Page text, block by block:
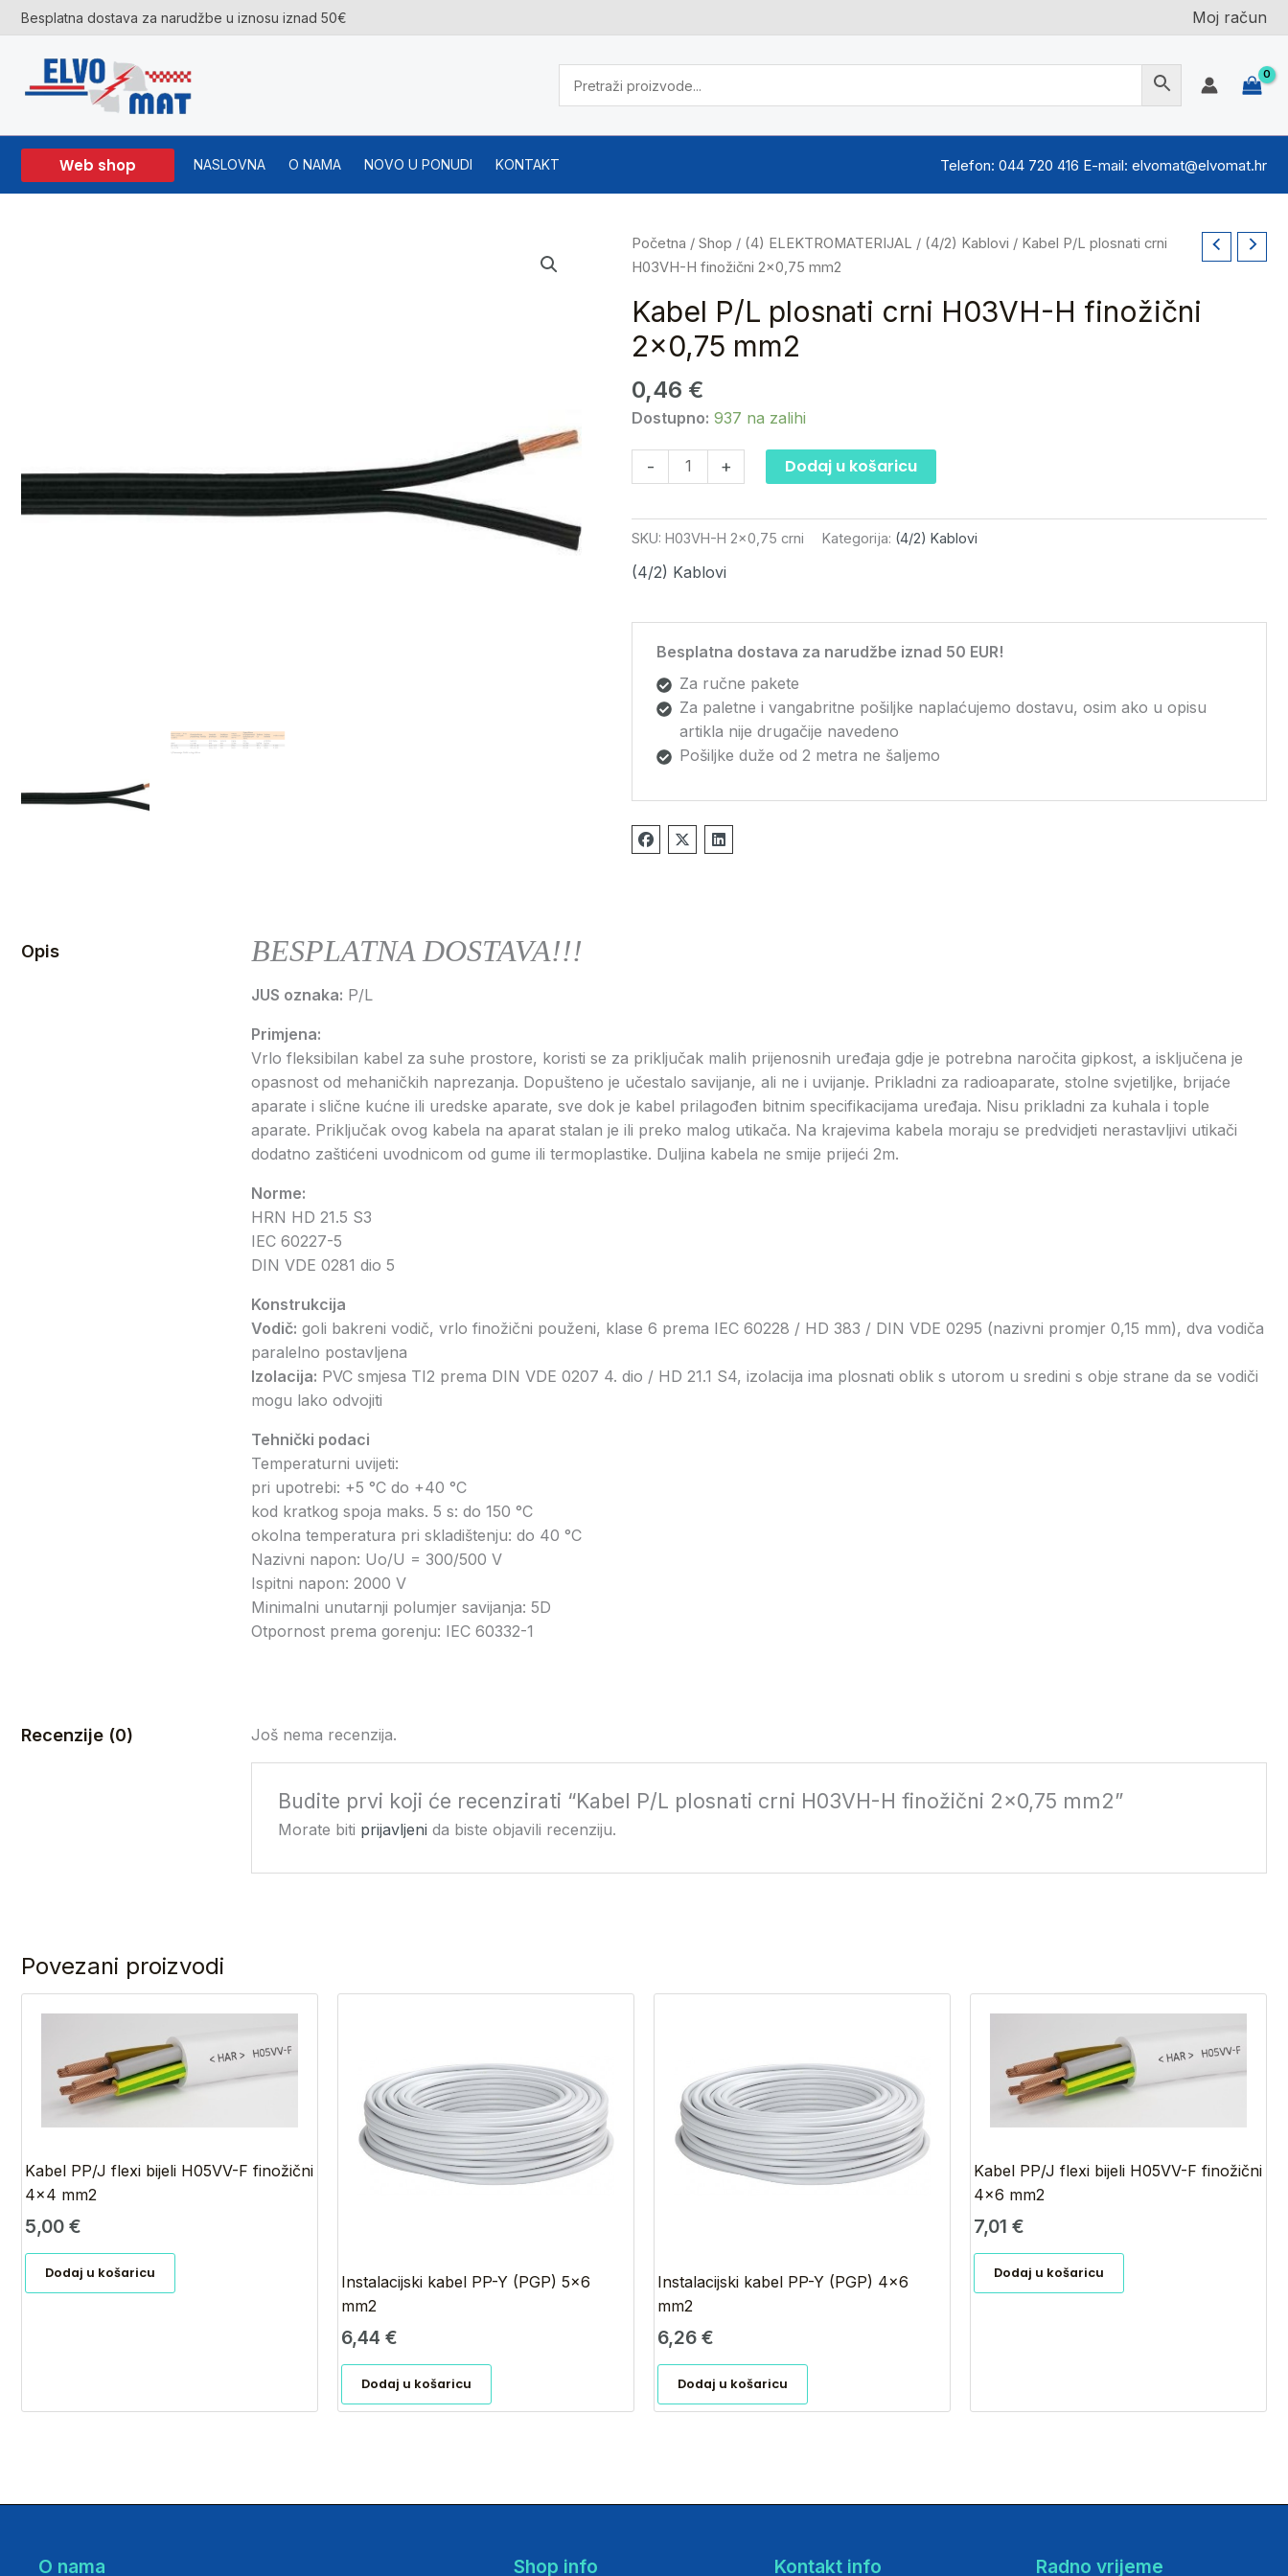
Skip
to
content
Besplatna dostava za narudžbe u iznosu iznad 50€ Moj račun
Web shop NASLOVNA O NAMA NOVO U PONUDI KONTAKT Telefon: 044 720 416 E-mail: elvomat@elvomat.hr
Početna / Shop / (4) ELEKTROMATERIJAL / (4/2) Kablovi / Kabel P/L plosnati crni
H03VH-H finožični 2×0,75 mm2
Kabel P/L plosnati crni H03VH-H finožični
2×0,75 mm2
0,46 €
Dostupno: 937 na zalihi
-
Kabel
P/L
crni
H03VH-
H
finožični
2x0,75
+ Dodaj u košaricu
SKU: H03VH-H 2x0,75 crni Kategorija: (4/2) Kablovi
(4/2) Kablovi
Besplatna dostava za narudžbe iznad 50 EUR!
Za ručne pakete
Za paletne i vangabritne pošiljke naplaćujemo dostavu, osim ako u opisu
artikla nije drugačije navedeno
Pošiljke duže od 2 metra ne šaljemo
Opis BESPLATNA DOSTAVA!!!
JUS oznaka: P/L
Primjena:
Vrlo fleksibilan kabel za suhe prostore, koristi se za priključak malih prijenosnih uređaja gdje je potrebna naročita gipkost, a isključena je
opasnost od mehaničkih naprezanja. Dopušteno je učestalo savijanje, ali ne i uvijanje. Prikladni za radioaparate, stolne svjetiljke, brijaće
aparate i slične kućne ili uredske aparate, sve dok je kabel prilagođen bitnim specifikacijama uređaja. Nisu prikladni za kuhala i tople
aparate. Priključak ovog kabela na aparat stalan je ili preko malog utikača. Na krajevima kabela moraju se predvidjeti nerastavljivi utikači
dodatno zaštićeni uvodnicom od gume ili termoplastike. Duljina kabela ne smije prijeći 2m.
Norme:
HRN HD 21.5 S3
IEC 60227-5
DIN VDE 0281 dio 5
Konstrukcija
Vodič: goli bakreni vodič, vrlo finožični použeni, klase 6 prema IEC 60228 / HD 383 / DIN VDE 0295 (nazivni promjer 0,15 mm), dva vodiča
paralelno postavljena
Izolacija: PVC smjesa TI2 prema DIN VDE 0207 4. dio / HD 21.1 S4, izolacija ima plosnati oblik s utorom u sredini s obje strane da se vodiči
mogu lako odvojiti
Tehnički podaci
Temperaturni uvijeti:
pri upotrebi: +5 °C do +40 °C
kod kratkog spoja maks. 5 s: do 150 °C
okolna temperatura pri skladištenju: do 40 °C
Nazivni napon: Uο/U = 300/500 V
Ispitni napon: 2000 V
Minimalni unutarnji polumjer savijanja: 5D
Otpornost prema gorenju: IEC 60332-1
Recenzije (0) Još nema recenzija.
Budite prvi koji će recenzirati “Kabel P/L plosnati crni H03VH-H finožični 2×0,75 mm2”
Morate biti prijavljeni da biste objavili recenziju.
Povezani proizvodi
Kabel PP/J flexi bijeli H05VV-F finožični
4×4 mm2
5,00€
Dodaj u košaricu
Instalacijski kabel PP-Y (PGP) 5×6
mm2
6,44€
Dodaj u košaricu
Instalacijski kabel PP-Y (PGP) 4×6
mm2
6,26€
Dodaj u košaricu
Kabel PP/J flexi bijeli H05VV-F finožični
4×6 mm2
7,01€
Dodaj u košaricu
O nama Shop info Kontakt info Radno vrijeme